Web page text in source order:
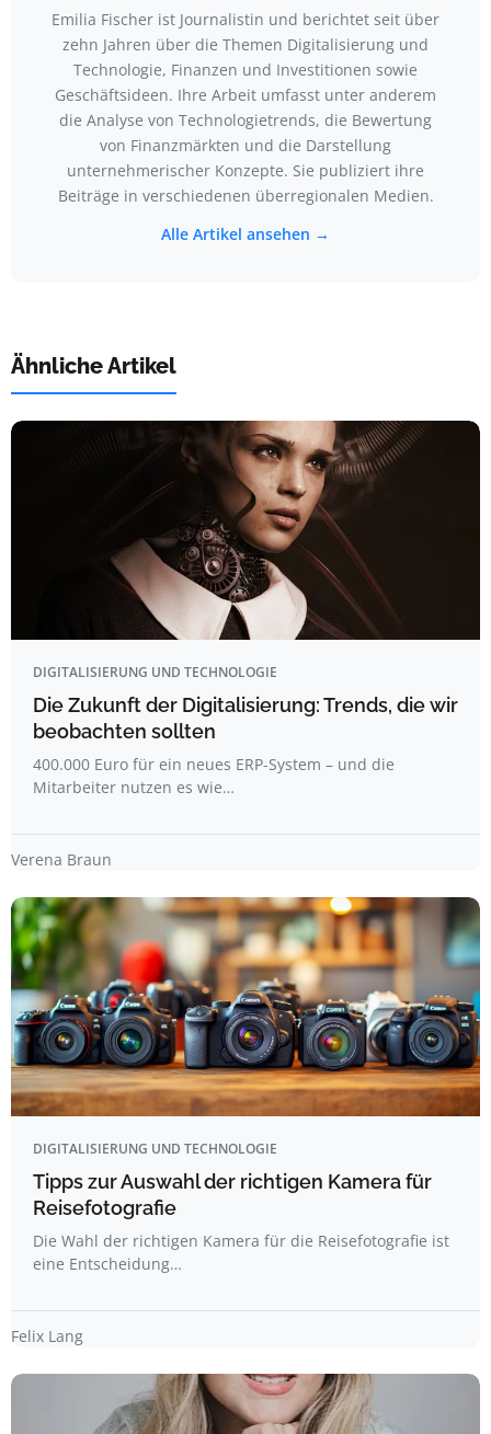
Emilia Fischer ist Journalistin und berichtet seit über
zehn Jahren über die Themen Digitalisierung und
Technologie, Finanzen und Investitionen sowie
Geschäftsideen. Ihre Arbeit umfasst unter anderem
die Analyse von Technologietrends, die Bewertung
von Finanzmärkten und die Darstellung
unternehmerischer Konzepte. Sie publiziert ihre
Beiträge in verschiedenen überregionalen Medien.
Alle Artikel ansehen →
Ähnliche Artikel
DIGITALISIERUNG UND TECHNOLOGIE
Die Zukunft der Digitalisierung: Trends, die wir
beobachten sollten
400.000 Euro für ein neues ERP-System – und die
Mitarbeiter nutzen es wie…
Verena Braun
DIGITALISIERUNG UND TECHNOLOGIE
Tipps zur Auswahl der richtigen Kamera für
Reisefotografie
Die Wahl der richtigen Kamera für die Reisefotografie ist
eine Entscheidung…
Felix Lang